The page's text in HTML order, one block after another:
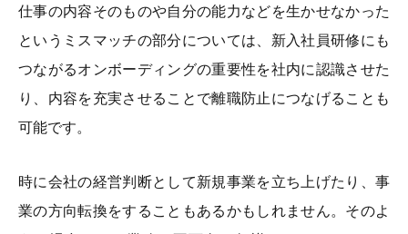
仕事の内容そのものや自分の能力などを生かせなかった
というミスマッチの部分については、新入社員研修にも
つながるオンボーディングの重要性を社内に認識させた
り、内容を充実させることで離職防止につなげることも
可能です。
時に会社の経営判断として新規事業を立ち上げたり、事
業の方向転換をすることもあるかもしれません。そのよ